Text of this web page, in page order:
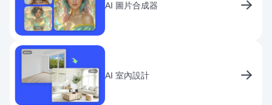
AI 圖片合成器
AI 室內設計